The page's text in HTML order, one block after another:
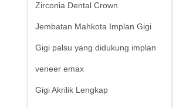
Zirconia Dental Crown
Jembatan Mahkota Implan Gigi
Gigi palsu yang didukung implan
veneer emax
Gigi Akrilik Lengkap